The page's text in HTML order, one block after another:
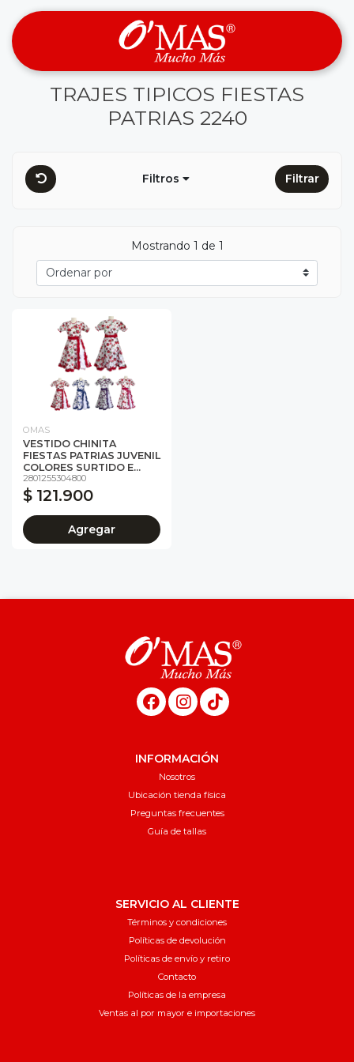
TRAJES TIPICOS FIESTAS
PATRIAS 2240
Filtros Filtrar
Mostrando 1 de 1
OMAS
VESTIDO CHINITA
FIESTAS PATRIAS JUVENIL
COLORES SURTIDO E...
2801255304800
$ 121.900
Agregar
INFORMACIÓN
Nosotros
Ubicación tienda física
Preguntas frecuentes
Guía de tallas
SERVICIO AL CLIENTE
Términos y condiciones
Políticas de devolución
Políticas de envío y retiro
Contacto
Políticas de la empresa
Ventas al por mayor e importaciones